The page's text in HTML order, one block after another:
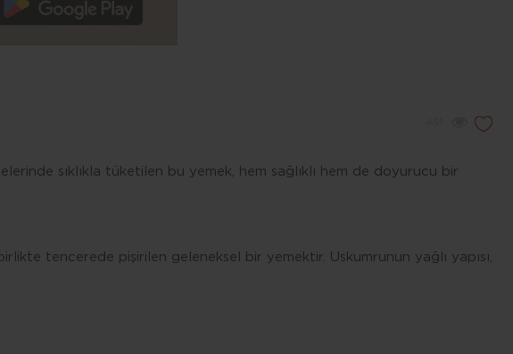
sıklıkla tüketilen bu yemek, hem sağlıklı hem de doyurucu bir
tencerede pişirilen geleneksel bir yemektir. Uskumrunun yağlı yapısı,